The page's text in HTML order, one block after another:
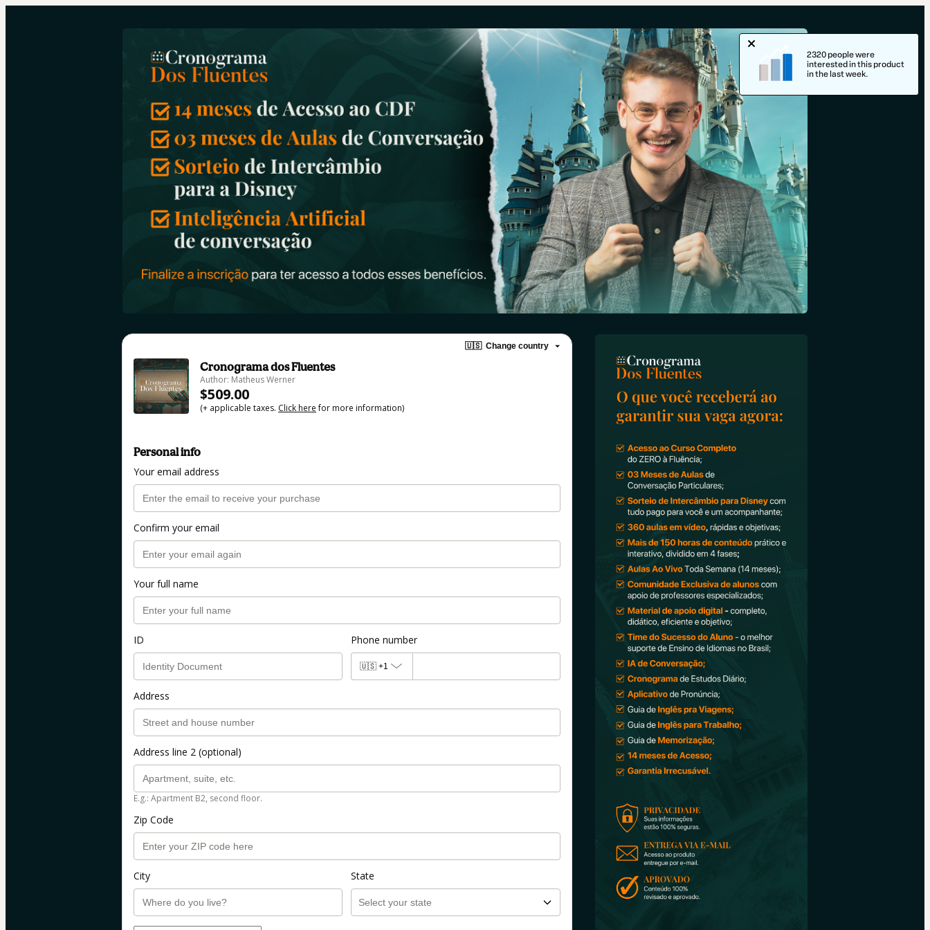
🇺🇸 Change country
Cronograma dos Fluentes
Author: Matheus Werner
$509.00
(+ applicable taxes. Click herefor more information)
Personal info
Your email address
Confirm your email
Your full name
ID Phone number
🇺🇸 +1
Address
Address line 2 (optional)
E.g.: Apartment B2, second floor.
Zip Code
City State
2320 people were
interested in this product
in the last week.